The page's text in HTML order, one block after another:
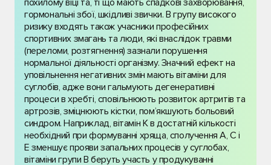
похилому віці та, ті що мають спадкові захворювання,
гормональні збої, шкідливі звички. В групу високого
ризику входять також учасники професійних
спортивних змагань та люди, які внаслідок травми
(переломи, розтягнення) зазнали порушення
нормальної діяльності організму. Значний ефект на
уповільнення негативних змін мають вітаміни для
суглобів, адже вони гальмують дегенеративні
процеси в хребті, сповільнюють розвиток артритів та
артрозів, зміцнюють кістки, пом’якшують больовий
синдром. Наприклад, вітамін K в достатній кількості
необхідний при формуванні хряща, сполучення A, C і
E зменшує прояви запальних процесів у суглобах,
вітаміни групи B беруть участь у продукуванні